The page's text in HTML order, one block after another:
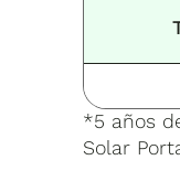
*5 años
Solar